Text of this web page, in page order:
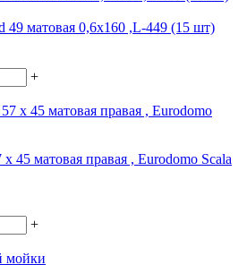
49 матовая 0,6х160 ,L-449 (15 шт)
+
45 матовая правая , Eurodomo Scala
+